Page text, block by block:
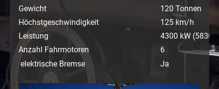
Gewicht
120 Tonnen
Höchstgeschwindigkeit
125 km/h
Leistung
4300 kW (5830
Anzahl Fahrmotoren
6
elektrische Bremse
Ja